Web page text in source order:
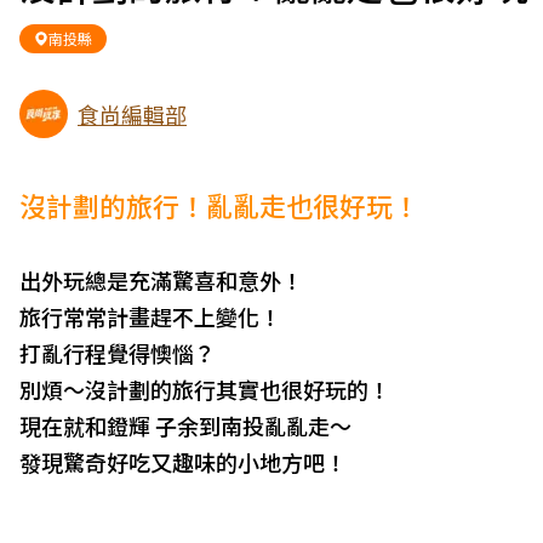
南投縣
食尚編輯部
沒計劃的旅行！亂亂走也很好玩！
出外玩總是充滿驚喜和意外！
旅行常常計畫趕不上變化！
打亂行程覺得懊惱？
別煩～沒計劃的旅行其實也很好玩的！
現在就和鐙輝 子余到南投亂亂走～
發現驚奇好吃又趣味的小地方吧！